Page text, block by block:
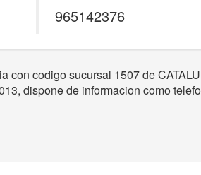
965142376
con codigo sucursal 1507 de
dispone de informacion como